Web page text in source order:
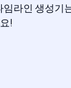
라인 생성
!